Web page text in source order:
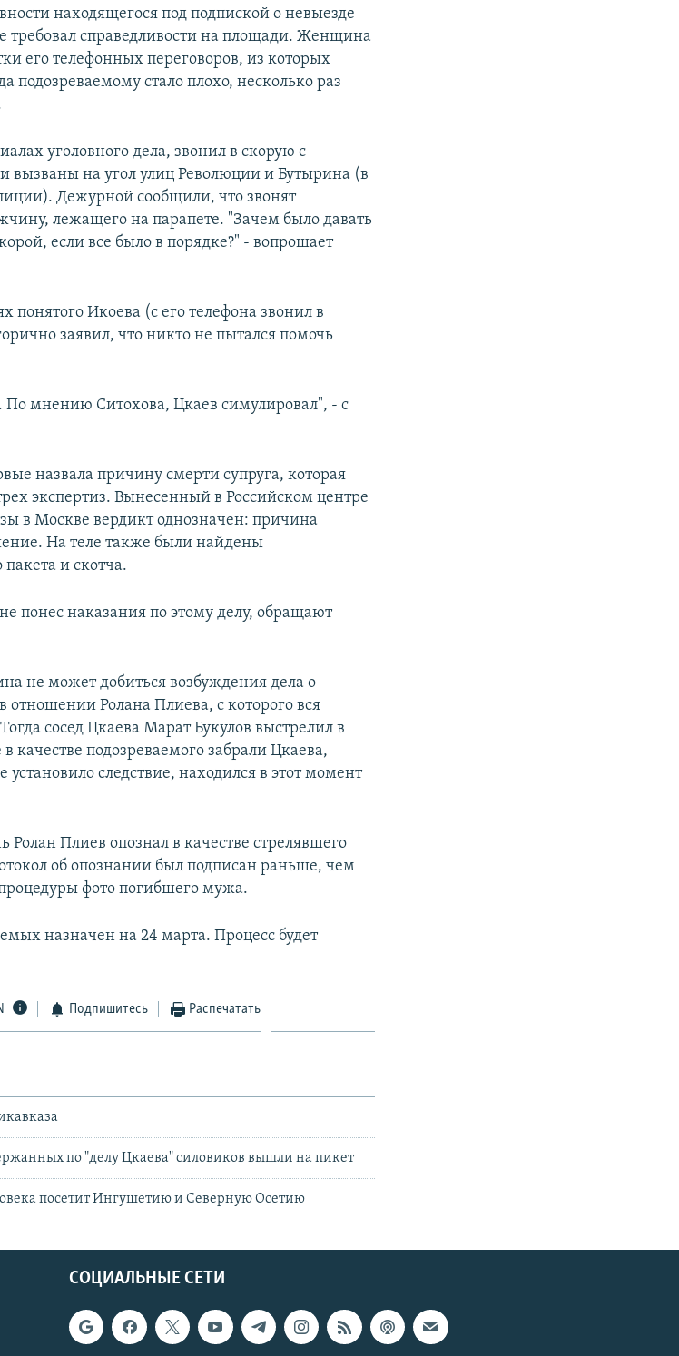
находящегося под подпиской о невыезде
требовал справедливости на площади. Женщина
его телефонных переговоров, из которых
подозреваемому стало плохо, несколько раз
уголовного дела, звонил в скорую с
вызваны на угол улиц Революции и Бутырина (в
Дежурной сообщили, что звонят
лежащего на парапете. "Зачем было давать
если все было в порядке?" - вопрошает
понятого Икоева (с его телефона звонил в
заявил, что никто не пытался помочь
По мнению Ситохова, Цкаев симулировал", - с
назвала причину смерти супруга, которая
экспертиз. Вынесенный в Российском центре
в Москве вердикт однозначен: причина
На теле также были найдены
и скотча.
понес наказания по этому делу, обращают
не может добиться возбуждения дела о
отношении Ролана Плиева, с которого вся
сосед Цкаева Марат Букулов выстрелил в
в качестве подозреваемого забрали Цкаева,
следствие, находился в этот момент
Плиев опознал в качестве стрелявшего
об опознании был подписан раньше, чем
фото погибшего мужа.
назначен на 24 марта. Процесс будет
Подпишитесь Распечатать
по "делу Цкаева" силовиков вышли на пикет
посетит Ингушетию и Северную Осетию
СОЦИАЛЬНЫЕ СЕТИ